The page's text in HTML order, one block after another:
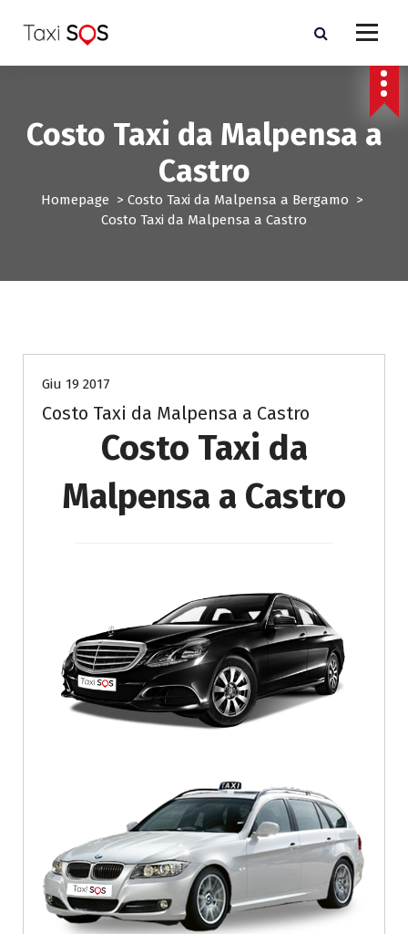
a
Costo Taxi da Malpensa a
Castro
Homepage > Costo Taxi da Malpensa a Bergamo >
Costo Taxi da Malpensa a Castro
Giu 19 2017
Costo Taxi da Malpensa a Castro
Costo Taxi da
Malpensa a Castro